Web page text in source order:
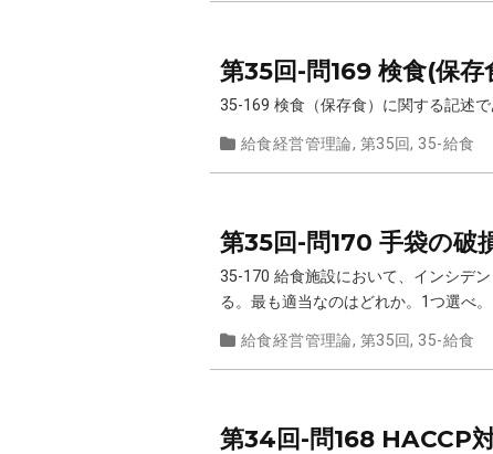
第35回-問169 検食(保
35-169 検食（保存食）に関する記述
給食経営管理論, 第35回, 35-給食
第35回-問170 手袋の破
35-170 給食施設において、インシデ
る。最も適当なのはどれか。1つ選べ
給食経営管理論, 第35回, 35-給食
第34回-問168 HACCP